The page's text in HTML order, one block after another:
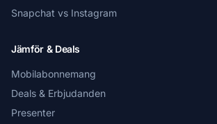
Snapchat vs Instagram
Jämför & Deals
Mobilabonnemang
Deals & Erbjudanden
Presenter